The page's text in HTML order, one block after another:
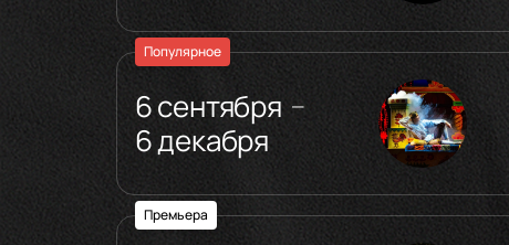
Популярное
6 сентября —
6 декабря
Премьера